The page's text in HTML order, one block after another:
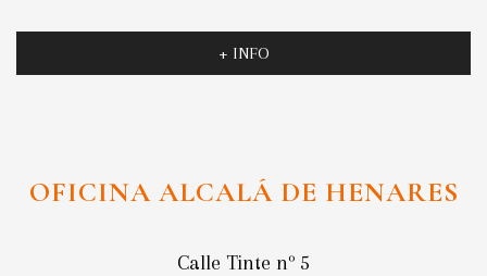
+ INFO
OFICINA ALCALÁ DE HENARES
Calle Tinte nº 5